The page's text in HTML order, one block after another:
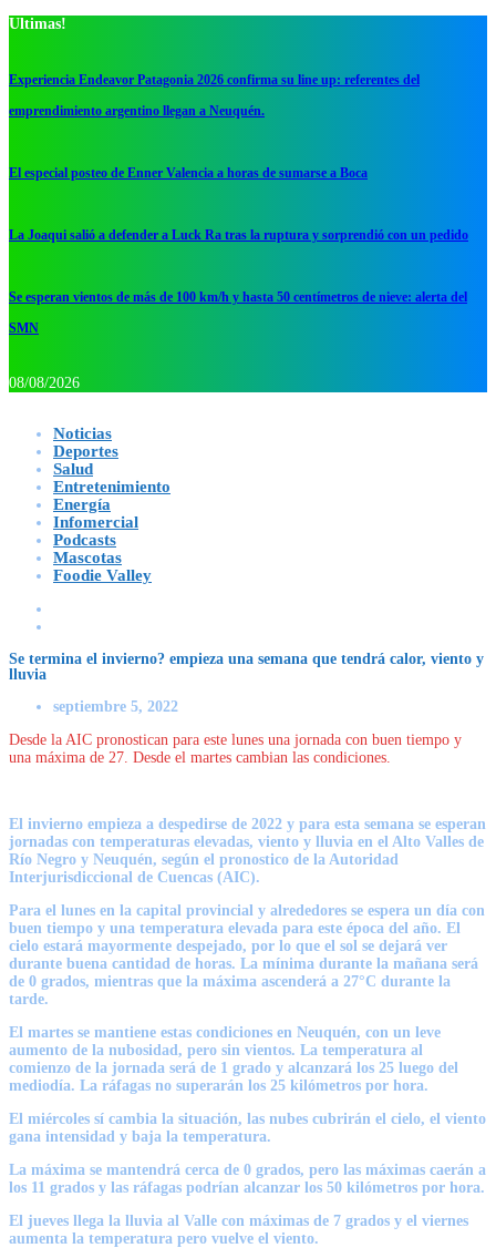
Ultimas!
Experiencia Endeavor Patagonia 2026 confirma su line up: referentes del
emprendimiento argentino llegan a Neuquén.
El especial posteo de Enner Valencia a horas de sumarse a Boca
La Joaqui salió a defender a Luck Ra tras la ruptura y sorprendió con un pedido
Se esperan vientos de más de 100 km/h y hasta 50 centímetros de nieve: alerta del
SMN
08/08/2026
Noticias
Deportes
Salud
Entretenimiento
Energía
Infomercial
Podcasts
Mascotas
Foodie Valley
Se termina el invierno? empieza una semana que tendrá calor, viento y
lluvia
septiembre 5, 2022
Desde la AIC pronostican para este lunes una jornada con buen tiempo y
una máxima de 27. Desde el martes cambian las condiciones.
El invierno empieza a despedirse de 2022 y para esta semana se esperan
jornadas con temperaturas elevadas, viento y lluvia en el Alto Valles de
Río Negro y Neuquén, según el pronostico de la Autoridad
Interjurisdiccional de Cuencas (AIC).
Para el lunes en la capital provincial y alrededores se espera un día con
buen tiempo y una temperatura elevada para este época del año. El
cielo estará mayormente despejado, por lo que el sol se dejará ver
durante buena cantidad de horas. La mínima durante la mañana será
de 0 grados, mientras que la máxima ascenderá a 27°C durante la
tarde.
El martes se mantiene estas condiciones en Neuquén, con un leve
aumento de la nubosidad, pero sin vientos. La temperatura al
comienzo de la jornada será de 1 grado y alcanzará los 25 luego del
mediodía. La ráfagas no superarán los 25 kilómetros por hora.
El miércoles sí cambia la situación, las nubes cubrirán el cielo, el viento
gana intensidad y baja la temperatura.
La máxima se mantendrá cerca de 0 grados, pero las máximas caerán a
los 11 grados y las ráfagas podrían alcanzar los 50 kilómetros por hora.
El jueves llega la lluvia al Valle con máximas de 7 grados y el viernes
aumenta la temperatura pero vuelve el viento.